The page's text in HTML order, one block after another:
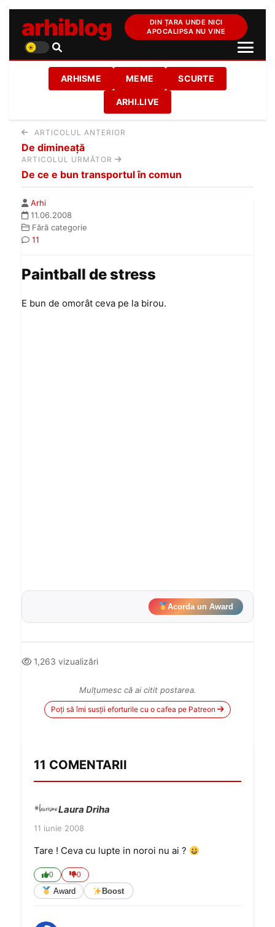
arhiblog
DIN ȚARA UNDE NICI
APOCALIPSA NU VINE
ARHISME MEME SCURTE
ARHI.LIVE
ARTICOLUL ANTERIOR
De dimineaţă
ARTICOLUL URMĂTOR
De ce e bun transportul în comun
Arhi
11.06.2008
Fără categorie
11
Paintball de stress
E bun de omorât ceva pe la birou.
Acorda un Award
1,263 vizualizări
Mulțumesc că ai citit postarea.
Poți să îmi susții eforturile cu o cafea pe Patreon
11 COMENTARII
Laura Driha
11 iunie 2008
Tare ! Ceva cu lupte in noroi nu ai ?
0 0
Award Boost